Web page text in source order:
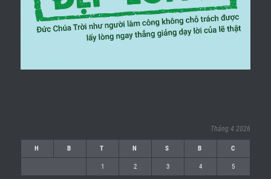
Tháng 4 2026
H B T N S B C
1 2 3 4 5